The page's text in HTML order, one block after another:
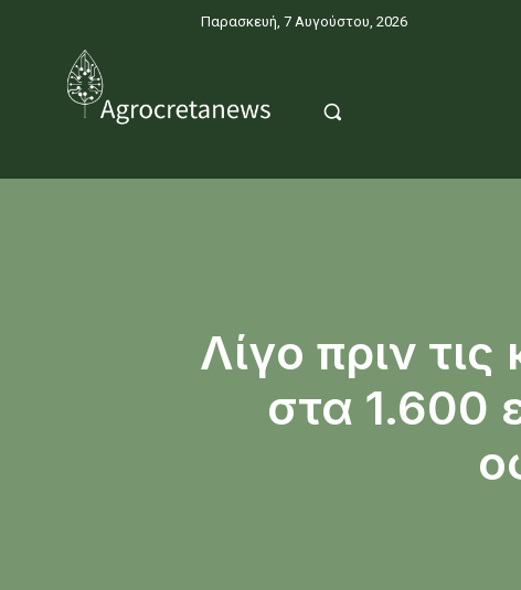
Παρασκευή, 7 Αυγούστου, 2026
Λίγο πριν
στα 1.600